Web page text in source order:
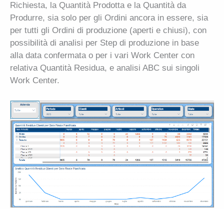
Richiesta, la Quantità Prodotta e la Quantità da
Produrre, sia solo per gli Ordini ancora in essere, sia
per tutti gli Ordini di produzione (aperti e chiusi), con
possibilità di analisi per Step di produzione in base
alla data confermata o per i vari Work Center con
relativa Quantità Residua, e analisi ABC sui singoli
Work Center.